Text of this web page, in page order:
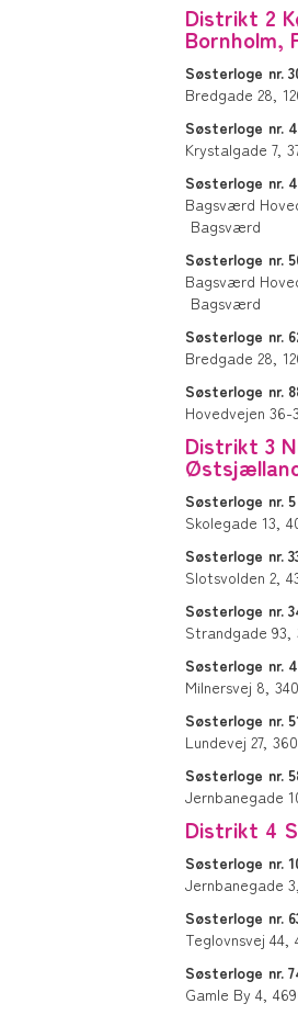
Distrikt 2
Bornholm,
Søsterloge nr.
Bredgade 28,
Søsterloge nr.
Krystalgade 7,
Søsterloge nr.
Bagsværd
Bagsværd
Søsterloge nr.
Bagsværd
Bagsværd
Søsterloge nr.
Bredgade 28,
Søsterloge nr.
Hovedvejen 36-
Distrikt 3
Søsterloge nr. 5
Skolegade 13,
Søsterloge nr.
Slotsvolden 2,
Søsterloge nr.
Strandgade 93,
Søsterloge nr.
Milnersvej 8,
Søsterloge nr.
Lundevej 27,
Søsterloge nr.
Jernbanegade
Distrikt 4
Søsterloge nr.
Jernbanegade 3,
Søsterloge nr.
Teglovnsvej 44,
Søsterloge nr.
Gamle By 4,